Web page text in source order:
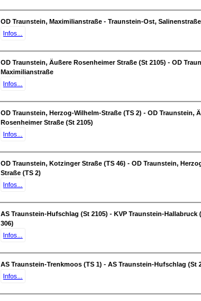
OD Traunstein, Maximilianstraße - Traunstein-Ost, Salinenstraße
Infos...
OD Traunstein, Äußere Rosenheimer Straße (St 2105) - OD
Maximilianstraße
Infos...
OD Traunstein, Herzog-Wilhelm-Straße (TS 2) - OD Traunstein,
Rosenheimer Straße (St 2105)
Infos...
OD Traunstein, Kotzinger Straße (TS 46) - OD Traunstein,
Straße (TS 2)
Infos...
AS Traunstein-Hufschlag (St 2105) - KVP Traunstein-Hallabruck
306)
Infos...
AS Traunstein-Trenkmoos (TS 1) - AS Traunstein-Hufschlag (St
Infos...